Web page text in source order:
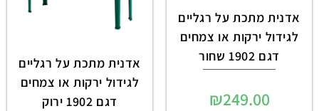
אדנית מתכת על רגליים
לגידול ירקות או צמחים
דגם 1902 שחור
₪249.00
אדנית מתכת על רגליים
לגידול ירקות או צמחים
דגם 1902 ירוק